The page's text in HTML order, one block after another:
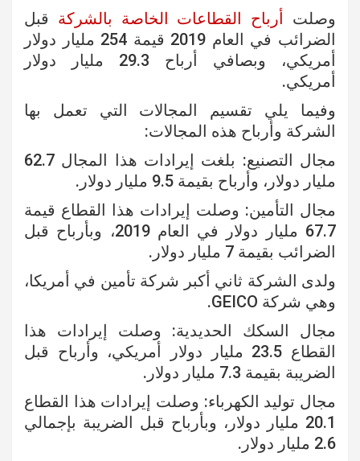
وصلت أرباح القطاعات الخاصة بالشركة قبل
الضرائب في العام 2019 قيمة 254 مليار دولار
أمريكي، وبصافي أرباح 29.3 مليار دولار
أمريكي.
وفيما يلي تقسيم المجالات التي تعمل بها
الشركة وأرباح هذه المجالات:
مجال التصنيع: بلغت إيرادات هذا المجال 62.7
مليار دولار، وأرباح بقيمة 9.5 مليار دولار.
مجال التأمين: وصلت إيرادات هذا القطاع قيمة
67.7 مليار دولار في العام 2019، وبأرباح قبل
الضرائب بقيمة 7 مليار دولار.
ولدى الشركة ثاني أكبر شركة تأمين في أمريكا،
وهي شركة GEICO.
مجال السكك الحديدية: وصلت إيرادات هذا
القطاع 23.5 مليار دولار أمريكي، وأرباح قبل
الضريبة بقيمة 7.3 مليار دولار.
مجال توليد الكهرباء: وصلت إيرادات هذا القطاع
20.1 مليار دولار، وبأرباح قبل الضريبة بإجمالي
2.6 مليار دولار.